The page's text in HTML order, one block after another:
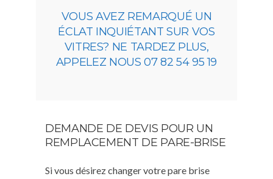
VOUS AVEZ REMARQUÉ UN
ÉCLAT INQUIÉTANT SUR VOS
VITRES? NE TARDEZ PLUS,
APPELEZ NOUS 07 82 54 95 19
DEMANDE DE DEVIS POUR UN
REMPLACEMENT DE PARE-BRISE
Si vous désirez changer votre pare brise